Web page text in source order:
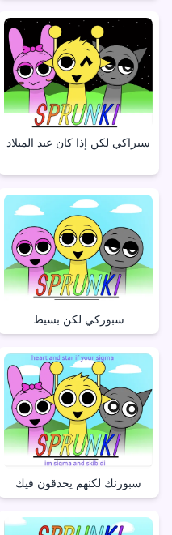
سبراكي لكن إذا كان عيد الميلاد
سبوركي لكن بسيط
سبورنك لكنهم يحدقون فيك